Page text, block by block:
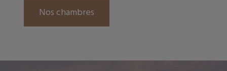
Nos chambres